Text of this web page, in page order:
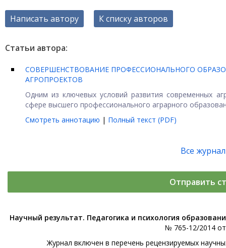
Написать автору К списку авторов
Статьи автора:
СОВЕРШЕНСТВОВАНИЕ ПРОФЕССИОНАЛЬНОГО
АГРОПРОЕКТОВ
Одним из ключевых условий развития современных
сфере высшего профессионального аграрного
Смотреть аннотацию | Полный текст (PDF)
Все
Отправить
Научный результат. Педагогика и психология
№ 765-12/2014
Журнал включен в перечень рецензируемых